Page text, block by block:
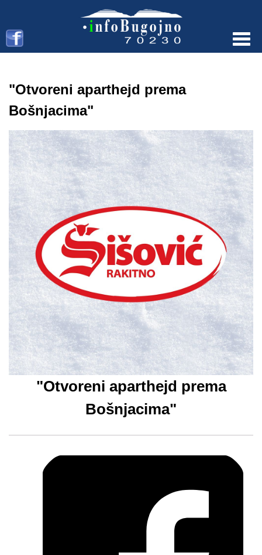
"Otvoreni aparthejd prema
Bošnjacima"
"Otvoreni aparthejd prema
Bošnjacima"